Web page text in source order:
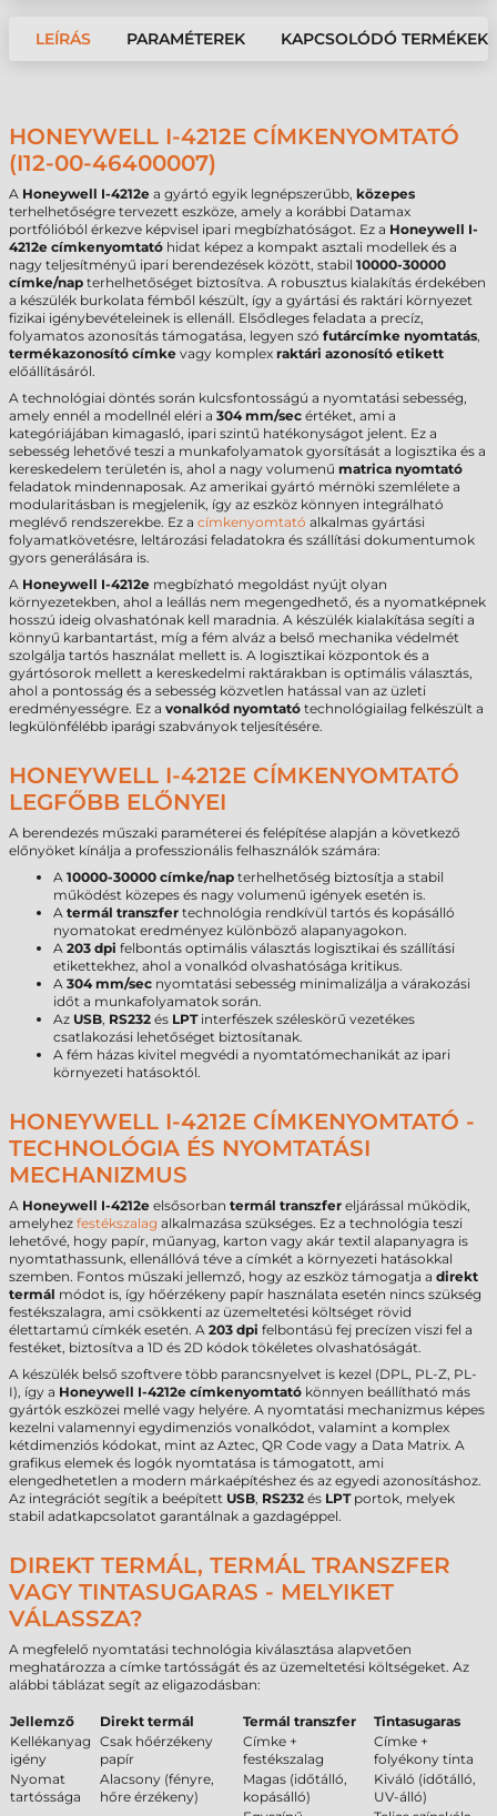
LEÍRÁS PARAMÉTEREK KAPCSOLÓDÓ TERMÉKEK
HONEYWELL I-4212E CÍMKENYOMTATÓ
(I12-00-46400007)
A Honeywell I-4212e a gyártó egyik legnépszerűbb, közepes
terhelhetőségre tervezett eszköze, amely a korábbi Datamax
portfólióból érkezve képvisel ipari megbízhatóságot. Ez a Honeywell I-
4212e címkenyomtató hidat képez a kompakt asztali modellek és a
nagy teljesítményű ipari berendezések között, stabil 10000-30000
címke/nap terhelhetőséget biztosítva. A robusztus kialakítás érdekében
a készülék burkolata fémből készült, így a gyártási és raktári környezet
fizikai igénybevételeinek is ellenáll. Elsődleges feladata a precíz,
folyamatos azonosítás támogatása, legyen szó futárcímke nyomtatás,
termékazonosító címke vagy komplex raktári azonosító etikett
előállításáról.
A technológiai döntés során kulcsfontosságú a nyomtatási sebesség,
amely ennél a modellnél eléri a 304 mm/sec értéket, ami a
kategóriájában kimagasló, ipari szintű hatékonyságot jelent. Ez a
sebesség lehetővé teszi a munkafolyamatok gyorsítását a logisztika és a
kereskedelem területén is, ahol a nagy volumenű matrica nyomtató
feladatok mindennaposak. Az amerikai gyártó mérnöki szemlélete a
modularitásban is megjelenik, így az eszköz könnyen integrálható
meglévő rendszerekbe. Ez a címkenyomtató alkalmas gyártási
folyamatkövetésre, leltározási feladatokra és szállítási dokumentumok
gyors generálására is.
A Honeywell I-4212e megbízható megoldást nyújt olyan
környezetekben, ahol a leállás nem megengedhető, és a nyomatképnek
hosszú ideig olvashatónak kell maradnia. A készülék kialakítása segíti a
könnyű karbantartást, míg a fém alváz a belső mechanika védelmét
szolgálja tartós használat mellett is. A logisztikai központok és a
gyártósorok mellett a kereskedelmi raktárakban is optimális választás,
ahol a pontosság és a sebesség közvetlen hatással van az üzleti
eredményességre. Ez a vonalkód nyomtató technológiailag felkészült a
legkülönfélébb iparági szabványok teljesítésére.
HONEYWELL I-4212E CÍMKENYOMTATÓ
LEGFŐBB ELŐNYEI
A berendezés műszaki paraméterei és felépítése alapján a következő
előnyöket kínálja a professzionális felhasználók számára:
A 10000-30000 címke/nap terhelhetőség biztosítja a stabil
működést közepes és nagy volumenű igények esetén is.
A termál transzfer technológia rendkívül tartós és kopásálló
nyomatokat eredményez különböző alapanyagokon.
A 203 dpi felbontás optimális választás logisztikai és szállítási
etikettekhez, ahol a vonalkód olvashatósága kritikus.
A 304 mm/sec nyomtatási sebesség minimalizálja a várakozási
időt a munkafolyamatok során.
Az USB, RS232 és LPTinterfészek széleskörű vezetékes
csatlakozási lehetőséget biztosítanak.
A fém házas kivitel megvédi a nyomtatómechanikát az ipari
környezeti hatásoktól.
HONEYWELL I-4212E CÍMKENYOMTATÓ -
TECHNOLÓGIA ÉS NYOMTATÁSI
MECHANIZMUS
A Honeywell I-4212e elsősorban termál transzfer eljárással működik,
amelyhez festékszalag alkalmazása szükséges. Ez a technológia teszi
lehetővé, hogy papír, műanyag, karton vagy akár textil alapanyagra is
nyomtathassunk, ellenállóvá téve a címkét a környezeti hatásokkal
szemben. Fontos műszaki jellemző, hogy az eszköz támogatja a direkt
termál módot is, így hőérzékeny papír használata esetén nincs szükség
festékszalagra, ami csökkenti az üzemeltetési költséget rövid
élettartamú címkék esetén. A 203 dpi felbontású fej precízen viszi fel a
festéket, biztosítva a 1D és 2D kódok tökéletes olvashatóságát.
A készülék belső szoftvere több parancsnyelvet is kezel (DPL, PL-Z, PL-
I), így a Honeywell I-4212e címkenyomtató könnyen beállítható más
gyártók eszközei mellé vagy helyére. A nyomtatási mechanizmus képes
kezelni valamennyi egydimenziós vonalkódot, valamint a komplex
kétdimenziós kódokat, mint az Aztec, QR Code vagy a Data Matrix. A
grafikus elemek és logók nyomtatása is támogatott, ami
elengedhetetlen a modern márkaépítéshez és az egyedi azonosításhoz.
Az integrációt segítik a beépített USB, RS232 és LPTportok, melyek
stabil adatkapcsolatot garantálnak a gazdagéppel.
DIREKT TERMÁL, TERMÁL TRANSZFER
VAGY TINTASUGARAS - MELYIKET
VÁLASSZA?
A megfelelő nyomtatási technológia kiválasztása alapvetően
meghatározza a címke tartósságát és az üzemeltetési költségeket. Az
alábbi táblázat segít az eligazodásban:
Jellemző Direkt termál Termál transzfer
Tintasugaras
Kellékanyag
igény
Csak hőérzékeny
papír
Címke +
festékszalag
Címke +
folyékony tinta
Nyomat
tartóssága
Alacsony (fényre,
hőre érzékeny)
Magas (időtálló,
kopásálló)
Kiváló (időtálló,
UV-álló)